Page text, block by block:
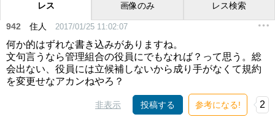
レス 画像のみ レス検索
942 住人 2017/01/25 11:02:07
何か的はずれな書き込みがありますね。
文句言うなら管理組合の役員にでもなれば？って思う。総
会出ない、役員には立候補しないから成り手がなくて規約
を変更せなアカンねやろ？
非表示 投稿する 参考になる! 2